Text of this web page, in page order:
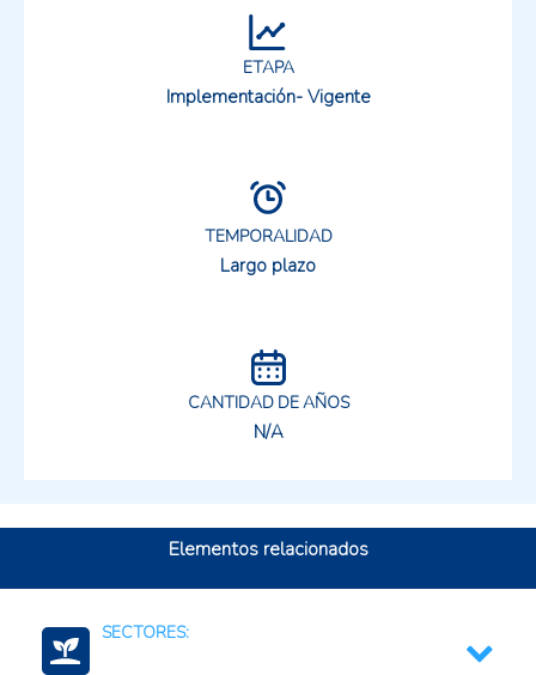
ETAPA
Implementación- Vigente
TEMPORALIDAD
Largo plazo
CANTIDAD DE AÑOS
N/A
Elementos relacionados
SECTORES: